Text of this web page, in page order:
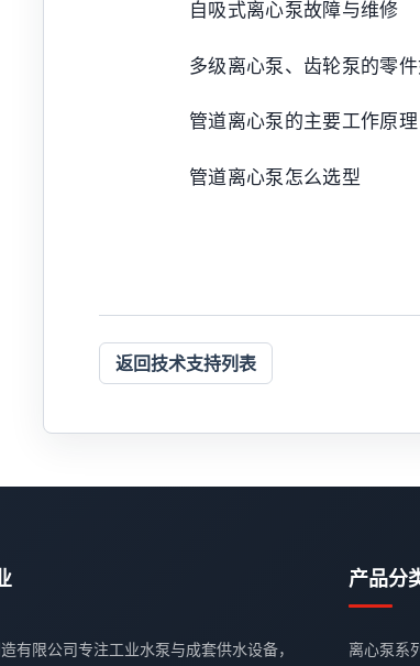
自吸式离心泵故障与维修
多级离心泵、齿轮泵的零
管道离心泵的主要工作原理
管道离心泵怎么选型
返回技术支持列表
有限公司专注工业水泵与成套供水设备，
产品分
离心泵系